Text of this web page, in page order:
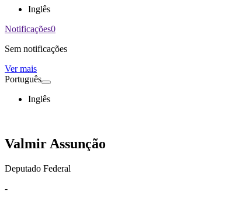
Inglês
Notificações0
Sem notificações
Ver mais
Português
Inglês
Valmir Assunção
Deputado Federal
-